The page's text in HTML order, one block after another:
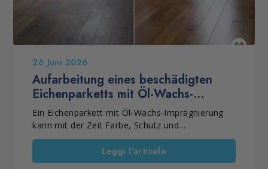
26 Juni 2026
Aufarbeitung eines beschädigten
Eichenparketts mit Öl-Wachs-
Imprägnierung
Ein Eichenparkett mit Öl-Wachs-Imprägnierung
kann mit der Zeit Farbe, Schutz und
Gleichmäßigkeit verlieren. Häufig liegt das an
einer falschen Pflege oder an ungeeigneten
Produkten. Dennoch muss der Boden nicht
Leggi l'articolo